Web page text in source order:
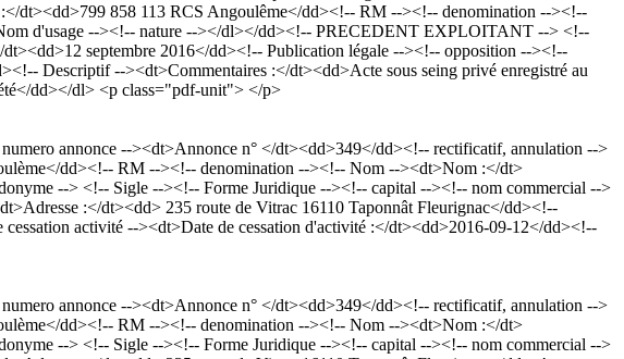
dt><dd>799 858 113 RCS Angoulême</dd><!-- RM --><!-- denomination --><!--
d'usage --><!-- nature --></dl></dd><!-- PRECEDENT EXPLOITANT --> <!--
septembre 2016</dd><!-- Publication légale --><!-- opposition --><!--
Descriptif --><dt>Commentaires :</dt><dd>Acte sous seing privé enregistré au
dd></dl> <p class="pdf-unit"> </p>
annonce --><dt>Annonce n° </dt><dd>349</dd><!-- rectificatif, annulation -->
dd><!-- RM --><!-- denomination --><!-- Nom --><dt>Nom :</dt>
--> <!-- Sigle --><!-- Forme Juridique --><!-- capital --><!-- nom commercial -->
:</dt><dd> 235 route de Vitrac 16110 Taponnât Fleurignac</dd><!--
activité --><dt>Date de cessation d'activité :</dt><dd>2016-09-12</dd><!--
annonce --><dt>Annonce n° </dt><dd>349</dd><!-- rectificatif, annulation -->
dd><!-- RM --><!-- denomination --><!-- Nom --><dt>Nom :</dt>
--> <!-- Sigle --><!-- Forme Juridique --><!-- capital --><!-- nom commercial -->